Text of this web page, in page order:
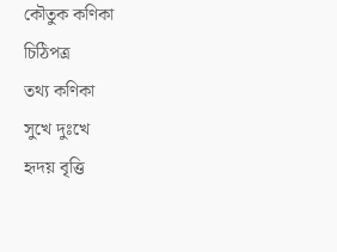
কৌতুক কণিকা
চিঠিপত্র
তথ্য কণিকা
সুখে দুঃখে
হৃদয় বৃত্তি